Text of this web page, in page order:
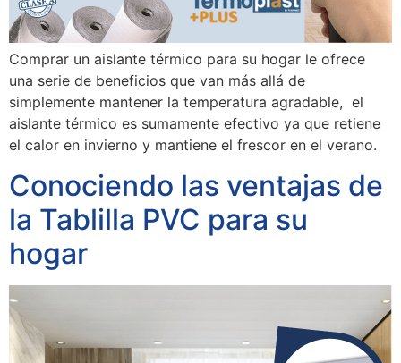
Comprar un aislante térmico para su hogar le ofrece
una serie de beneficios que van más allá de
simplemente mantener la temperatura agradable, el
aislante térmico es sumamente efectivo ya que retiene
el calor en invierno y mantiene el frescor en el verano.
Conociendo las ventajas de
la Tablilla PVC para su
hogar